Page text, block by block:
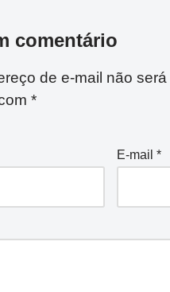
comentário
de e-mail não
*
E-mail *